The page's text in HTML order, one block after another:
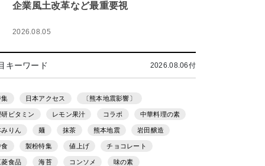
企業風土改革など最重要視
2026.08.05
キーワード 2026.08.06付
集 日本アクセス 〔熊本地震影響〕
研ビタミン レモン果汁 コラボ 中華料理の素
みりん 麺 抹茶 熊本地震 岩田醸造
食 製粉特集 値上げ チョコレート
菱食品 海苔 コンソメ 味の素